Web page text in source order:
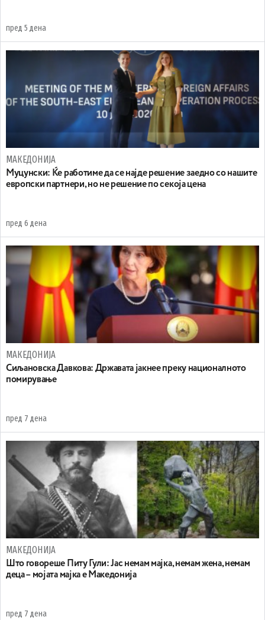
пред 5 дена
МАКЕДОНИЈА
Муцунски: Ќе работиме да се најде решение заедно со нашите
европски партнери, но не решение по секоја цена
пред 6 дена
МАКЕДОНИЈА
Сиљановска Давкова: Државата јакнее преку националното
помирување
пред 7 дена
МАКЕДОНИЈА
Што говореше Питу Гули: Јас немам мајка, немам жена, немам
деца – мојата мајка е Македонија
пред 7 дена